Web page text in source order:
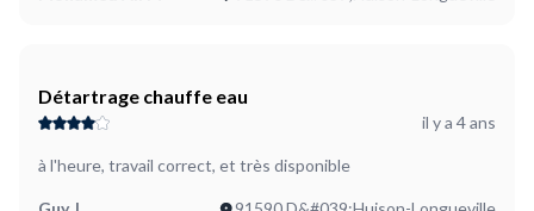
Détartrage chauffe eau
il y a 4 ans
à l'heure, travail correct, et très disponible